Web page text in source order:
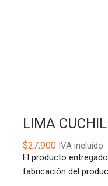
LIMA
$27,900IVA incluído
El producto
fabricación del